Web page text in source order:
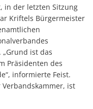
in der letzten Sitzung
Kriftels Bürgermeister
ist das
Präsidenten des
informierte Feist.
ist